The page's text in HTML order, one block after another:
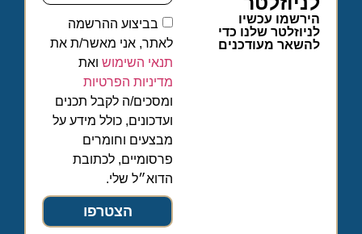
הירשמו עכשיו
לניוזלטר שלנו כדי
להשאר מעודכנים
בביצוע ההרשמה
לאתר, אני מאשר/ת את
תנאי השימוש ואת
מדיניות הפרטיות
ומסכים/ה לקבל תכנים
ועדכונים, כולל מידע על
מבצעים וחומרים
פרסומיים, לכתובת
הדוא״ל שלי.
הצטרפו